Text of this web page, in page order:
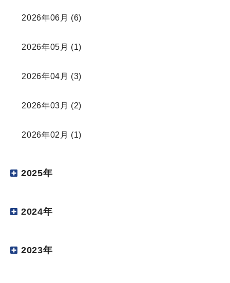
2026年06月 (6)
2026年05月 (1)
2026年04月 (3)
2026年03月 (2)
2026年02月 (1)
2025年
2024年
2023年